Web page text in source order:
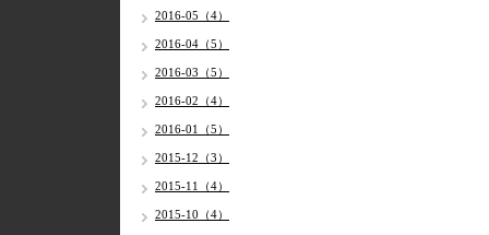
2016-05（4）
2016-04（5）
2016-03（5）
2016-02（4）
2016-01（5）
2015-12（3）
2015-11（4）
2015-10（4）